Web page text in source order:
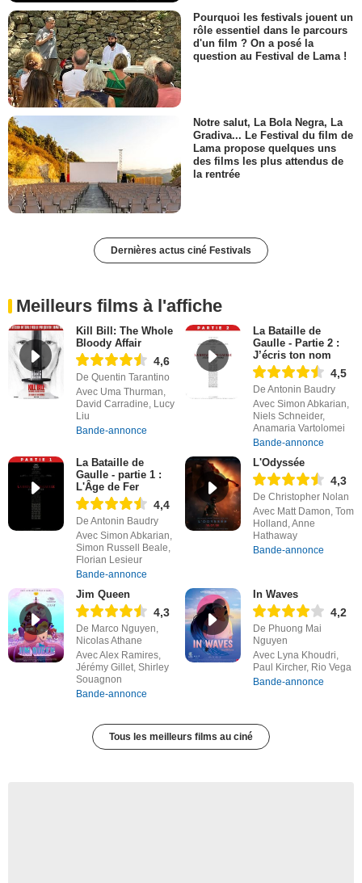
Pourquoi les festivals jouent un
rôle essentiel dans le parcours
d'un film ? On a posé la
question au Festival de Lama !
Notre salut, La Bola Negra, La
Gradiva... Le Festival du film de
Lama propose quelques uns
des films les plus attendus de
la rentrée
Dernières actus ciné Festivals
Meilleurs films à l'affiche
Kill Bill: The Whole
Bloody Affair
4,6
De Quentin Tarantino
Avec Uma Thurman,
David Carradine, Lucy
Liu
Bande-annonce
La Bataille de
Gaulle - Partie 2 :
J’écris ton nom
4,5
De Antonin Baudry
Avec Simon Abkarian,
Niels Schneider,
Anamaria Vartolomei
Bande-annonce
La Bataille de
Gaulle - partie 1 :
L'Âge de Fer
4,4
De Antonin Baudry
Avec Simon Abkarian,
Simon Russell Beale,
Florian Lesieur
Bande-annonce
L'Odyssée
4,3
De Christopher Nolan
Avec Matt Damon, Tom
Holland, Anne
Hathaway
Bande-annonce
Jim Queen
4,3
De Marco Nguyen,
Nicolas Athane
Avec Alex Ramires,
Jérémy Gillet, Shirley
Souagnon
Bande-annonce
In Waves
4,2
De Phuong Mai
Nguyen
Avec Lyna Khoudri,
Paul Kircher, Rio Vega
Bande-annonce
Tous les meilleurs films au ciné